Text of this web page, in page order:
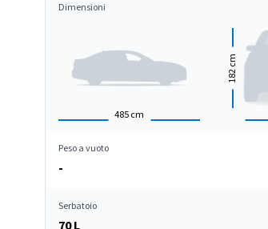
Dimensioni
485 cm
182
cm
Peso a vuoto
-
Serbatoio
70 L